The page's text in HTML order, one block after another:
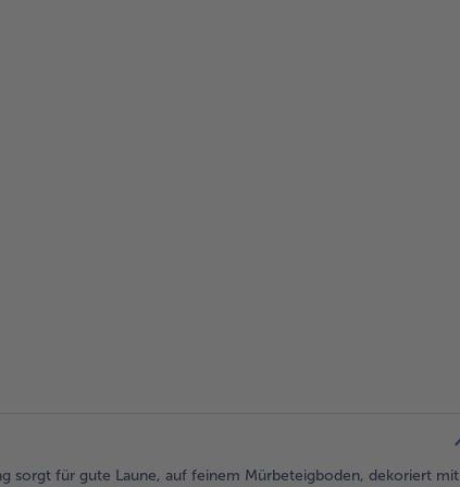
sorgt für gute Laune, auf feinem Mürbeteigboden, dekoriert mit